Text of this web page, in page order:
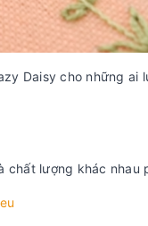
Daisy cho những ai
chất lượng khác